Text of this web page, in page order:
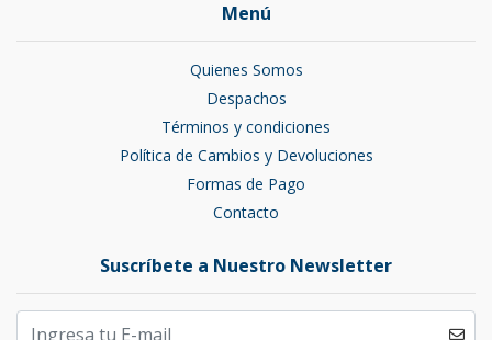
Menú
Quienes Somos
Despachos
Términos y condiciones
Política de Cambios y Devoluciones
Formas de Pago
Contacto
Suscríbete a Nuestro Newsletter